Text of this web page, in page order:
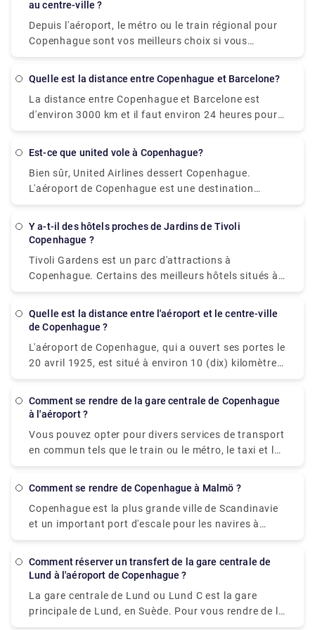
gratuite) : environ 85 € 5. Captain Room : environ 95
€ 6. Quadruple Famille : Environ 115 €
également visiter le lien fourni ici
https://www.rydeu.com/copenhagen/airport-
transfers
au centre-ville ?
Depuis l'aéroport, le métro ou le train régional pour
Copenhague sont vos meilleurs choix si vous
manquez de temps. Dans les 15 minutes qui suivent
peut-être au centre-ville en prenant le métro ou le
train régional. La seule chose dont vous aurez
besoin est un billet à trois zones, qui peut être
acheté pour environ 10 € au ticket d'aéroport.
Quelle est la distance entre Copenhague et Barcelone?
La distance entre Copenhague et Barcelone est
d'environ 3000 km et il faut environ 24 heures pour
se rendre de Copenhague à Barcelone.
Est-ce que united vole à Copenhague?
Bien sûr, United Airlines dessert Copenhague.
L'aéroport de Copenhague est une destination
majeure pour United Airlines.
Y a-t-il des hôtels proches de Jardins de Tivoli
Copenhague ?
Tivoli Gardens est un parc d'attractions à
Copenhague. Certains des meilleurs hôtels situés à
proximité sont répertoriés ci-dessous: 1.
jardins de Tivoli 2. Villa Copenhagen - À environ 0,5
À environ 0,5 m des jardins de Tivoli
Quelle est la distance entre l'aéroport et le centre-ville
de Copenhague ?
L'aéroport de Copenhague, qui a ouvert ses portes le
20 avril 1925, est situé à environ 10 (dix) kilomètres
au sud du centre-ville. C'est le plus grand aéroport
l'aéroport a remporté cette distinction un record de
Comment se rendre de la gare centrale de Copenhague
à l'aéroport ?
Vous pouvez opter pour divers services de transport
en commun tels que le train ou le métro, le taxi et le
bus pour vous rendre de la gare centrale de
transport le plus rapide, il faut 12 à 15 minutes pour
rejoindre la gare centrale de Copenhague. Alors
qu'un taxi et un métro prendront tous les deux
environ 20 minutes (selon le trafic) et le bus prendra
environ 40 minutes. Cependant, les services de
transfert privé restent la meilleure option. Vous
pouvez pré-réserver un transfert privé bien à
l'avance sur rydeu.com et y sélectionner les offres
qui conviennent à votre confort et à votre budget.
Comment se rendre de Copenhague à Malmö ?
Copenhague est la plus grande ville de Scandinavie
et un important port d'escale pour les navires à
passagers. Malmö, en Suède, se trouve à environ 30
et son centre-ville attrayant. Malgré le fait que le
les déplacements terrestres sont le seul moyen de se
déplacer entre les deux villes, et cela ne prend
Comment réserver un transfert de la gare centrale de
Lund à l'aéroport de Copenhague ?
La gare centrale de Lund ou Lund C est la gare
principale de Lund, en Suède. Pour vous rendre de la
gare centrale de Lund à l'aéroport de Copenhague,